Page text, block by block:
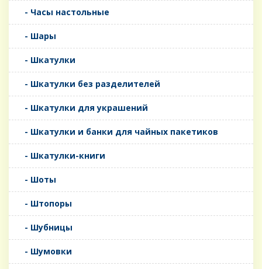
- Часы настольные
- Шары
- Шкатулки
- Шкатулки без разделителей
- Шкатулки для украшений
- Шкатулки и банки для чайных пакетиков
- Шкатулки-книги
- Шоты
- Штопоры
- Шубницы
- Шумовки